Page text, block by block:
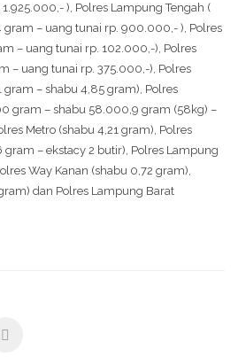
), Polres Lampung Tengah (
gram – uang tunai rp. 900.000,- ), Polres
– uang tunai rp. 102.000,-), Polres
– uang tunai rp. 375.000,-), Polres
– shabu 4,85 gram), Polres
gram – shabu 58.000,9 gram (58kg) –
Metro (shabu 4,21 gram), Polres
– ekstacy 2 butir), Polres Lampung
Way Kanan (shabu 0,72 gram),
dan Polres Lampung Barat